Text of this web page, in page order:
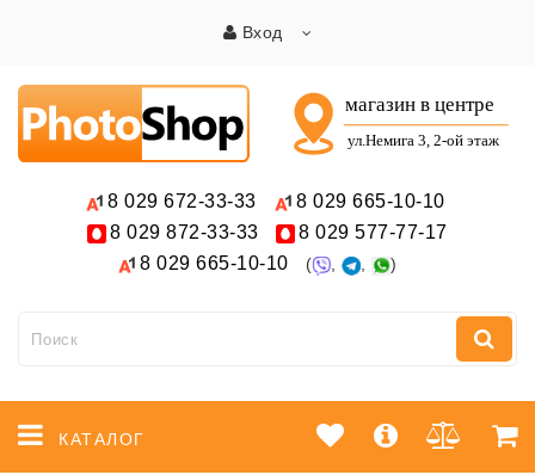
Вход
8 029 672-33-33 8 029 665-10-10
8 029 872-33-33 8 029 577-77-17
8 029 665-10-10 ( , , )
КАТАЛОГ